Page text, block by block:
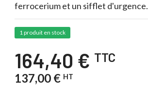
ferrocerium et un sifflet d'urgence.
1 produit en stock
164,40 € TTC
137,00 € HT